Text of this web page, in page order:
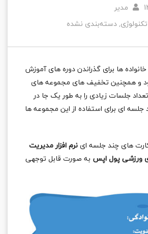
مدیر
تکنولوژی,دسته‌بندی نشده
ها برای گذراندن دوره های آموزش
و همچنین تخفیف های مجموعه های
جلسات زیادی را به طور یک جا در
ای برای استفاده از این مجموعه ها
های چند جلسه اینرم افزار مدیریت
ورزشی پول اپس به صورت قابل توجهی